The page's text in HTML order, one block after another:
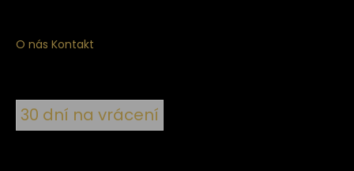
O nás Kontakt
30 dní na vrácení